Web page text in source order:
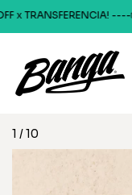
----📦
1 /10